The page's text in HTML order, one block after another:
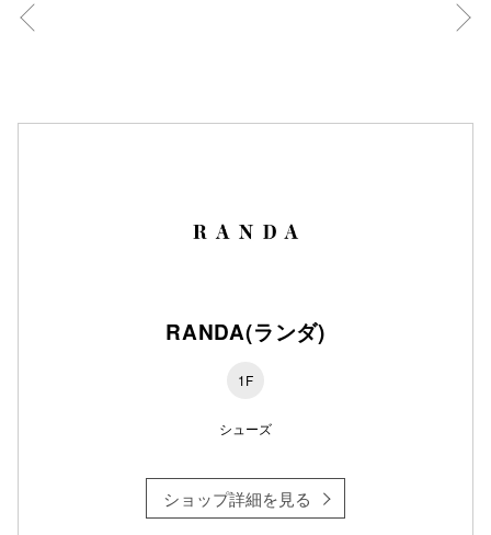
RANDA(ランダ)
1F
シューズ
ショップ詳細を見る
三宮
那覇オ